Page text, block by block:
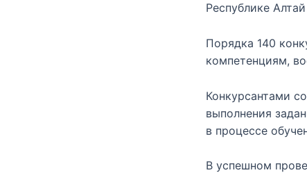
Республике
Порядка 140
компетенциям,
Конкурсантами
выполнения
в процессе
В успешном